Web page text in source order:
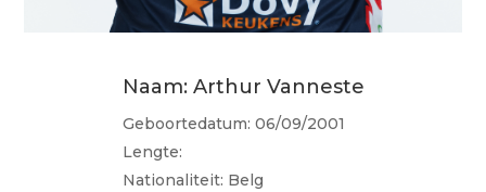
Naam: Arthur Vanneste
Geboortedatum: 06/09/2001
Lengte:
Nationaliteit: Belg